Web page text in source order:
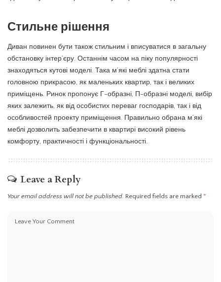
Стильне рішення
Диван повинен бути також стильним і вписуватися в загальну
обстановку інтер’єру. Останнім часом на піку популярності
знаходяться кутові моделі. Така м’які меблі здатна стати
головною прикрасою, як маленьких квартир, так і великих
приміщень. Ринок пропонує Г-образні, П-образні моделі, вибір
яких залежить, як від особистих переваг господарів, так і від
особливостей проекту приміщення. Правильно обрана м’які
меблі дозволить забезпечити в квартирі високий рівень
комфорту, практичності і функціональності.
Leave a Reply
Your email address will not be published. Required fields are marked *